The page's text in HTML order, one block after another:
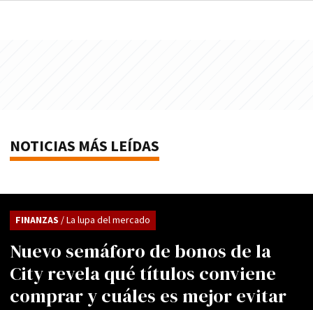
NOTICIAS MÁS LEÍDAS
Nuevo semáforo de bonos de la
City revela qué títulos conviene
comprar y cuáles es mejor evitar
FINANZAS / La lupa del mercado